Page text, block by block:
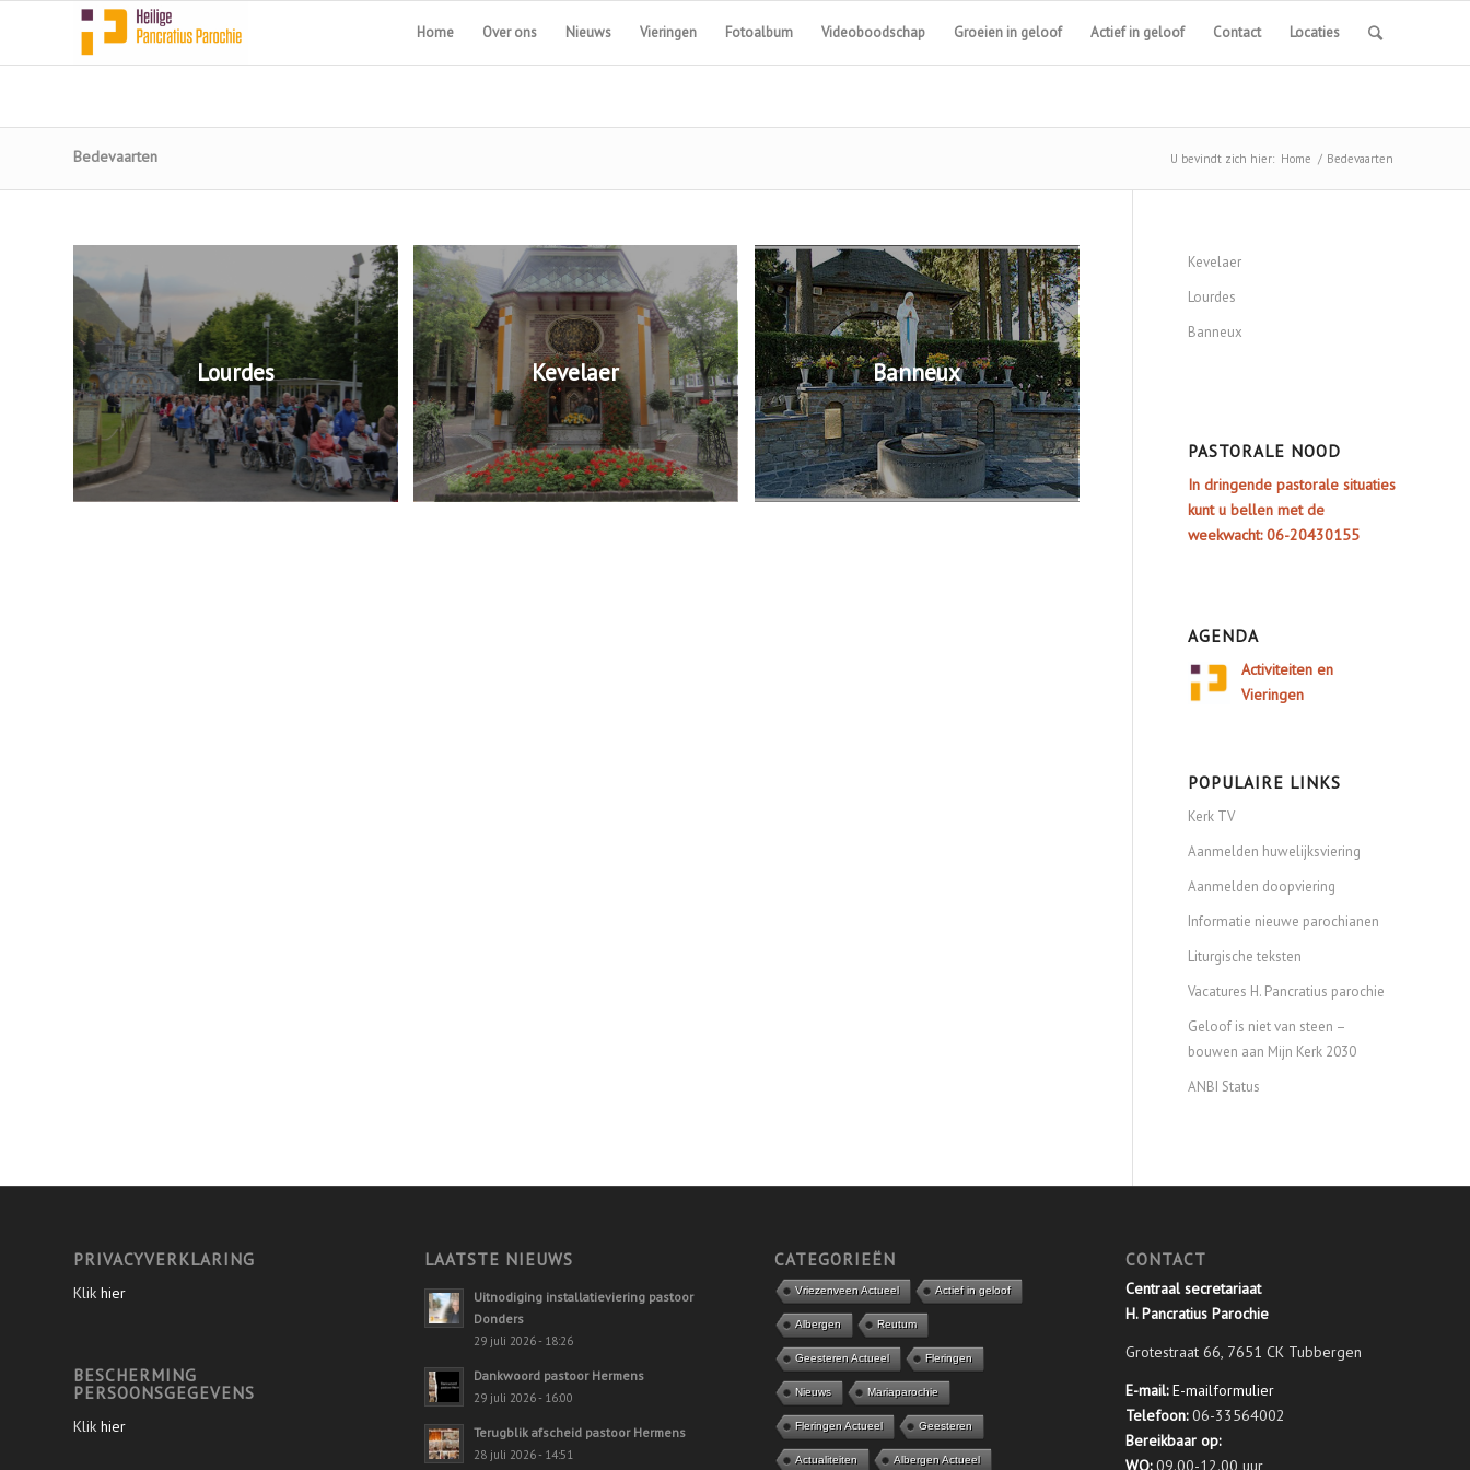
Home Over ons Nieuws Vieringen Fotoalbum Videoboodschap Groeien in geloof Actief in geloof Contact Locaties
Bedevaarten U bevindt zich hier: Home / Bedevaarten
Lourdes Kevelaer Banneux
Kevelaer
Lourdes
Banneux
PASTORALE NOOD
In dringende pastorale situaties
kunt u bellen met de
weekwacht: 06-20430155
AGENDA
Activiteiten en
Vieringen
POPULAIRE LINKS
Kerk TV
Aanmelden huwelijksviering
Aanmelden doopviering
Informatie nieuwe parochianen
Liturgische teksten
Vacatures H. Pancratius parochie
Geloof is niet van steen –
bouwen aan Mijn Kerk 2030
ANBI Status
PRIVACYVERKLARING
Klik hier
BESCHERMING
PERSOONSGEGEVENS
Klik hier
LAATSTE NIEUWS
Uitnodiging installatieviering pastoor
Donders
29 juli 2026 - 18:26
Dankwoord pastoor Hermens
29 juli 2026 - 16:00
Terugblik afscheid pastoor Hermens
28 juli 2026 - 14:51
CATEGORIEËN
Vriezenveen Actueel Actief in geloof
Albergen Reutum
Geesteren Actueel Fleringen
Nieuws Mariaparochie
Fleringen Actueel Geesteren
Actualiteiten Albergen Actueel
CONTACT
Centraal secretariaat
H. Pancratius Parochie
Grotestraat 66, 7651 CK Tubbergen
E-mail:E-mailformulier
Telefoon:06-33564002
Bereikbaar op:
WO:09.00-12.00 uur